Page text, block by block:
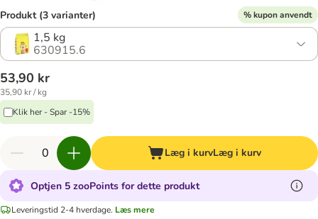
Produkt (3 varianter) % kupon anvendt
1,5 kg
630915.6
53,90 kr
35,90 kr / kg
Klik her - Spar -15%
Læg i kurvLæg i kurv
Optjen 5 zooPoints for dette produkt
Leveringstid 2-4 hverdage. Læs mere